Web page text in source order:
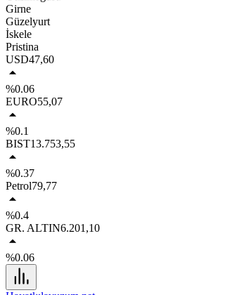
Girne
Güzelyurt
İskele
Pristina
USD47,60
%0.06
EURO55,07
%0.1
BIST13.753,55
%0.37
Petrol79,77
%0.4
GR. ALTIN6.201,10
%0.06